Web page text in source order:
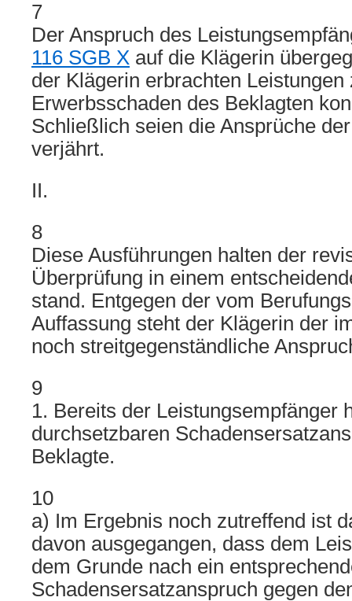
7
Der Anspruch des
116 SGB X auf die Klägerin
der Klägerin erbrachten Leistungen
Erwerbsschaden des Beklagten
Schließlich seien die Ansprüche
verjährt.
II.
8
Diese Ausführungen halten der
Überprüfung in einem
stand. Entgegen der vom
Auffassung steht der Klägerin der
noch streitgegenständliche
9
1. Bereits der Leistungsempfänger
durchsetzbaren
Beklagte.
10
a) Im Ergebnis noch zutreffend ist
davon ausgegangen, dass dem
dem Grunde nach ein
Schadensersatzanspruch gegen